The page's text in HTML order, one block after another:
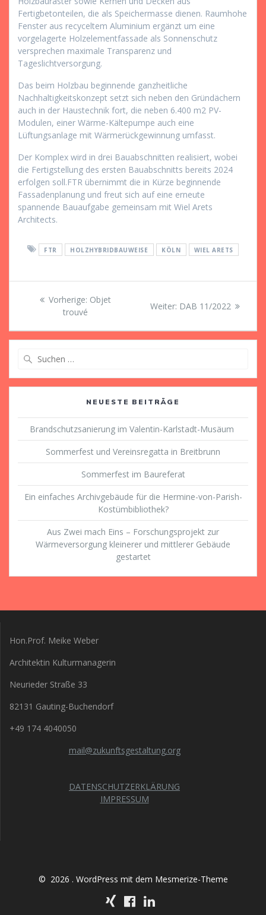
Fertigbetonteilen, die als Speichermasse dienen. Raumhohe
Fenster aus recyceltem Aluminium ergänzt um eine
vorgelagerte Holzelementfassade als Sonnenschutz
versprechen maximale Transparenz und
Tageslichtversorgung.
Das beim Holzbau beginnende ganzheitliche
Nachhaltigkeitskonzept setzt sich neben den Gründächern
auch in der Haustechnik fort, die neben 6.400 m2 PV-
Modulen, einer Wärme-Kältepumpe auch eine
Lüftungsanlage mit Wärmerückgewinnung umfasst.
Der Komplex wird in drei Bauabschnitten realisiert, wobei
die Fertigstellung des ersten Bauabschnitts bereits 2024
erfolgen soll.FTR übernimmt die in Kürze beginnende
Fassadenplanung und freut sich auf eine erneute
spannende Bauaufgabe gemeinsam mit Wiel Arets
Architects.
FTR HOLZHYBRIDBAUWEISE KÖLN WIEL ARETS
Beitragsnavigation
Vorherige: Vorheriger
Objet
trouvé
Weiter: Nächster
DAB 11/2022
NEUESTE BEITRÄGE
Brandschutzsanierung im Valentin-Karlstadt-Musäum
Sommerfest und Vereinsregatta in Breitbrunn
Sommerfest im Baureferat
Ein einfaches Archivgebäude für die Hermine-von-Parish-
Kostümbibliothek?
Aus Zwei mach Eins – Forschungsprojekt zur
Wärmeversorgung kleinerer und mittlerer Gebäude
gestartet
Hon.Prof. Meike Weber
Architektin Kulturmanagerin
Neurieder Straße 33
82131 Gauting-Buchendorf
+49 174 4040050
mail@zukunftsgestaltung.org
DATENSCHUTZERKLÄRUNG
IMPRESSUM
© 2026 . WordPress mit dem Mesmerize-Theme